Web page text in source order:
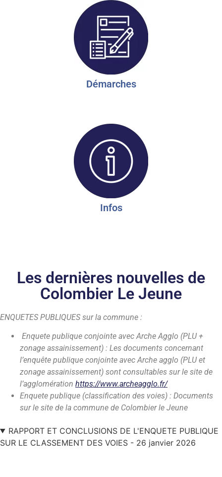
Démarches
Infos
Les dernières nouvelles de
Colombier Le Jeune
ENQUETES PUBLIQUES sur la commune :
Enquete publique conjointe avec Arche Agglo (PLU +
zonage assainissement) : Les documents concernant
l’enquête publique conjointe avec Arche agglo (PLU et
zonage assainissement) sont consultables sur le site de
l’agglomération https://www.archeagglo.fr/
Enquete publique (classification des voies) : Documents
sur le site de la commune de Colombier le Jeune
RAPPORT ET CONCLUSIONS DE L'ENQUETE PUBLIQUE
SUR LE CLASSEMENT DES VOIES - 26 janvier 2026